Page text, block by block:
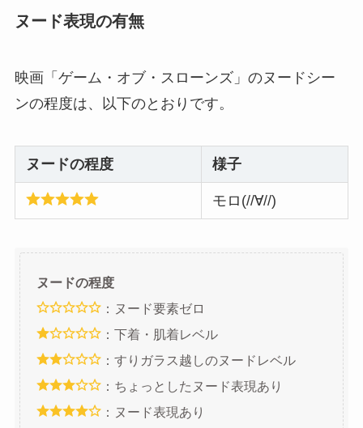
ヌード表現の有無
映画「ゲーム・オブ・スローンズ」のヌードシー
ンの程度は、以下のとおりです。
ヌードの程度 様子
モロ(//∀//)
ヌードの程度
：ヌード要素ゼロ
：下着・肌着レベル
：すりガラス越しのヌードレベル
：ちょっとしたヌード表現あり
：ヌード表現あり